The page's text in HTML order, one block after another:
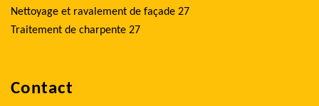
Nettoyage et ravalement de façade 27
Traitement de charpente 27
Contact